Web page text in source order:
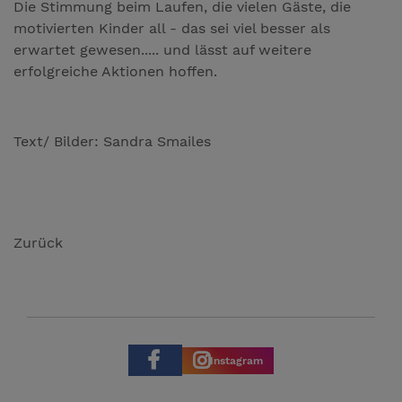
Die Stimmung beim Laufen, die vielen Gäste, die
motivierten Kinder all - das sei viel besser als
erwartet gewesen..... und lässt auf weitere
erfolgreiche Aktionen hoffen.
Text/ Bilder: Sandra Smailes
Zurück
Instagram